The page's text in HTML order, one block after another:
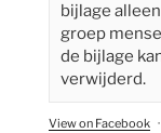
bijlage
groep
de bijlage
verwijderd.
View on Facebook ·